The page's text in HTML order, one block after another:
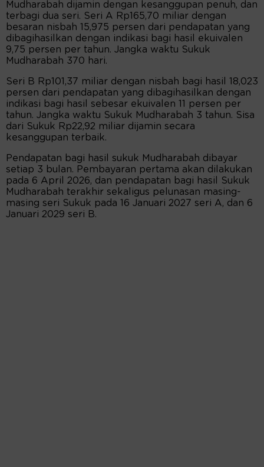
Mudharabah dijamin dengan kesanggupan penuh, dan
terbagi dua seri. Seri A Rp165,70 miliar dengan
besaran nisbah 15,975 persen dari pendapatan yang
dibagihasilkan dengan indikasi bagi hasil ekuivalen
9,75 persen per tahun. Jangka waktu Sukuk
Mudharabah 370 hari.
Seri B Rp101,37 miliar dengan nisbah bagi hasil 18,023
persen dari pendapatan yang dibagihasilkan dengan
indikasi bagi hasil sebesar ekuivalen 11 persen per
tahun. Jangka waktu Sukuk Mudharabah 3 tahun. Sisa
dari Sukuk Rp22,92 miliar dijamin secara
kesanggupan terbaik.
Pendapatan bagi hasil sukuk Mudharabah dibayar
setiap 3 bulan. Pembayaran pertama akan dilakukan
pada 6 April 2026, dan pendapatan bagi hasil Sukuk
Mudharabah terakhir sekaligus pelunasan masing-
masing seri Sukuk pada 16 Januari 2027 seri A, dan 6
Januari 2029 seri B.